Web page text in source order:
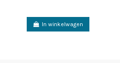
In winkelwagen